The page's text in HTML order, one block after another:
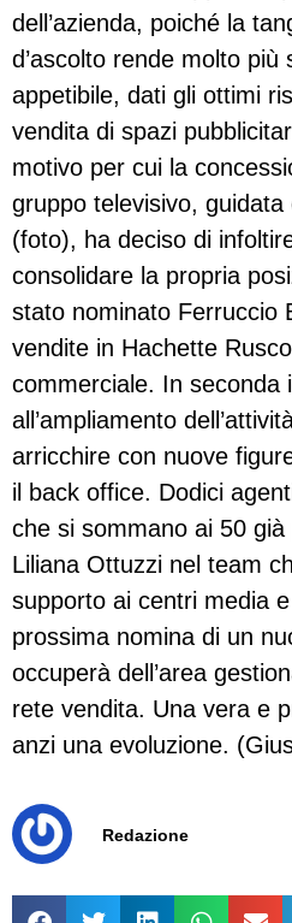
dell’azienda, poiché la
d’ascolto rende molto più
appetibile, dati gli ottimi
vendita di spazi
motivo per cui la
gruppo televisivo,
(foto), ha deciso di
consolidare la propria
stato nominato Ferruccio
vendite in Hachette
commerciale. In seconda
all’ampliamento
arricchire con nuove
il back office. Dodici
che si sommano ai 50 già
Liliana Ottuzzi nel team
supporto ai centri media
prossima nomina di un
occuperà dell’area
rete vendita. Una vera e
anzi una evoluzione.
Redazione